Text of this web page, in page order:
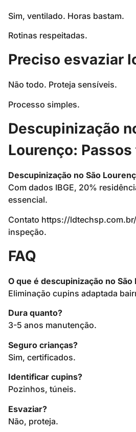
Sim, ventilado. Horas bastam.
Rotinas respeitadas.
Preciso esvaziar
Não todo. Proteja sensíveis.
Processo simples.
Descupinização
Lourenço:
Descupinização no São
Com dados IBGE, 20%
essencial.
Contato https://
inspeção.
FAQ
O que é descupinização no São
Eliminação cupins adaptada
Dura quanto?
3-5 anos manutenção.
Seguro crianças?
Sim, certificados.
Identificar cupins?
Pozinhos, túneis.
Esvaziar?
Não, proteja.